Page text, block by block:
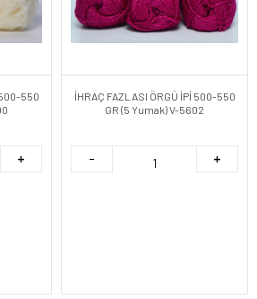
550
İHRAÇ FAZLASI ÖRGÜ İPİ 500-550
GR (5 Yumak) V-5602